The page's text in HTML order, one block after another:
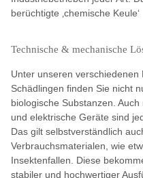
berüchtigte ‚chemische Keule‘
Technische & mechanische
Unter unseren
Schädlingen finden Sie nicht
biologische Substanzen.
und elektrische Geräte sind
Das gilt selbstverständlich
Verbrauchsmaterialen, wie
Insektenfallen. Diese
stabiler und hochwertiger